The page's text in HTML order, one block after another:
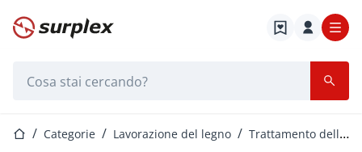
Home
Home Categorie Lavorazione del legno Trattamento delle superfici del legno